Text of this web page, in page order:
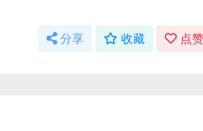
分享 收藏 点